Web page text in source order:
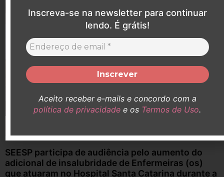
SEESP participa de audiência pelo aumento do
adicional de insalubridade de Enfermeiras (os)
que atuaram no Hospital Santa Catarina durante a
Inscreva-se na newsletter para continuar
lendo. É grátis!
Aceito receber e-mails e concordo com a
política de privacidade e os Termos de Uso.